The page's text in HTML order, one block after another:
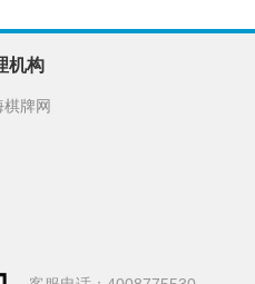
机构
棋牌网